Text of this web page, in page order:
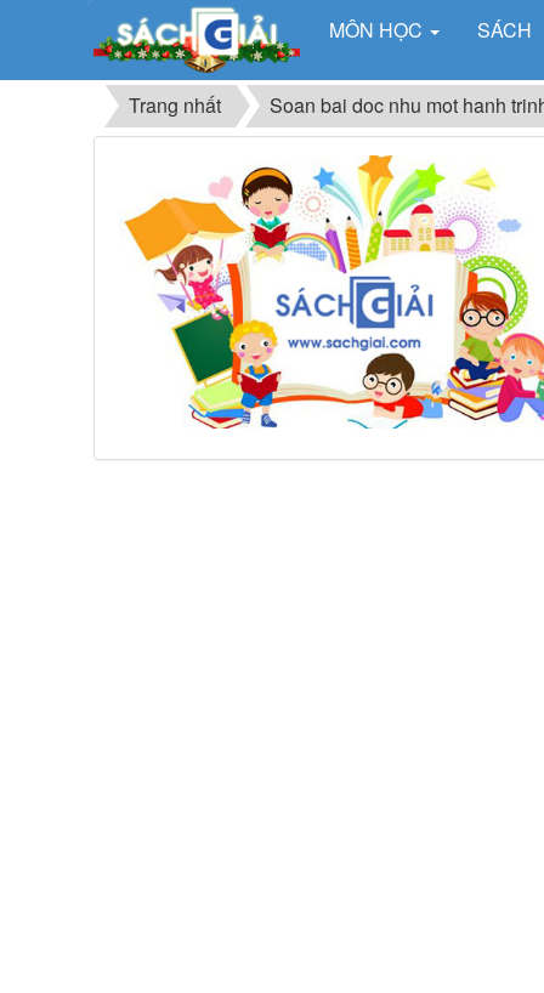
MÔN HỌC SÁCH
Trang nhất Soan bai doc nhu mot hanh